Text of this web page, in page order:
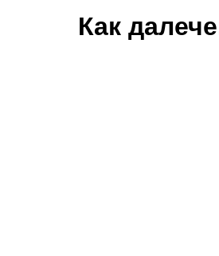
Как